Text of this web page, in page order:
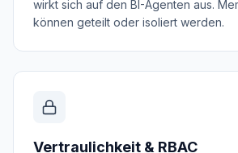
wirkt sich auf den BI-Agenten aus.
können geteilt oder isoliert werden.
Vertraulichkeit & RBAC